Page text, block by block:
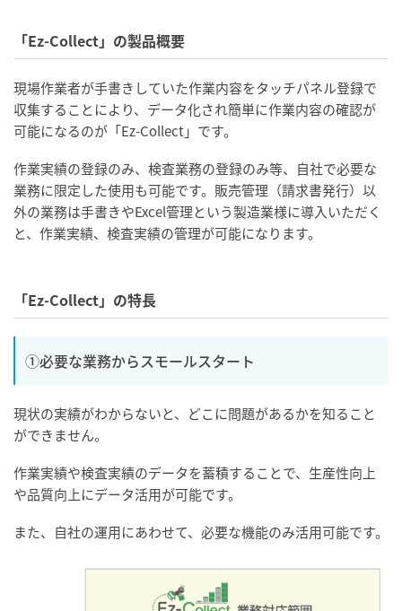
「Ez-Collect」の製品概要
現場作業者が手書きしていた作業内容をタッチパネル登録で
収集することにより、データ化され簡単に作業内容の確認が
可能になるのが「Ez-Collect」です。
作業実績の登録のみ、検査業務の登録のみ等、自社で必要な
業務に限定した使用も可能です。販売管理（請求書発行）以
外の業務は手書きやExcel管理という製造業様に導入いただく
と、作業実績、検査実績の管理が可能になります。
「Ez-Collect」の特長
①必要な業務からスモールスタート
現状の実績がわからないと、どこに問題があるかを知ること
ができません。
作業実績や検査実績のデータを蓄積することで、生産性向上
や品質向上にデータ活用が可能です。
また、自社の運用にあわせて、必要な機能のみ活用可能です。